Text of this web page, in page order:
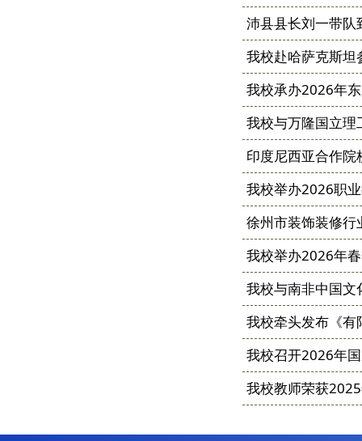
沛县县长刘一带队
我校赴哈萨克斯
我校承办2026年
我校与万隆国立理
印度尼西亚合作
我校举办2026职
徐州市装饰装修行
我校举办2026年
我校与南非中国
我校牵头发布《有
我校召开2026年
我校教师荣获